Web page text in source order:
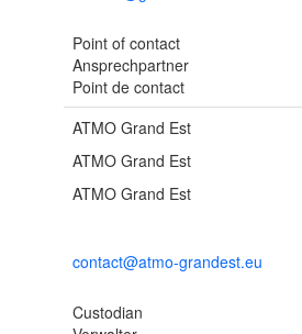
Point of contact
Ansprechpartner
Point de contact
ATMO Grand Est
ATMO Grand Est
ATMO Grand Est
contact@atmo-grandest.eu
Custodian